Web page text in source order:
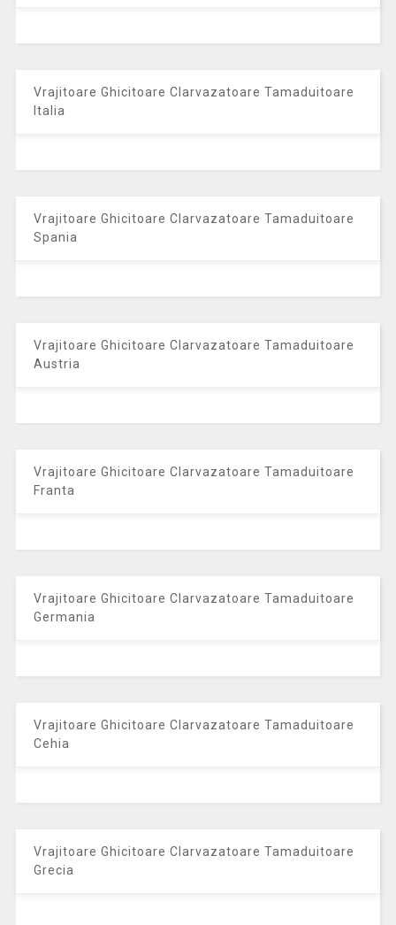
Vrajitoare Ghicitoare Clarvazatoare Tamaduitoare
Italia
Vrajitoare Ghicitoare Clarvazatoare Tamaduitoare
Spania
Vrajitoare Ghicitoare Clarvazatoare Tamaduitoare
Austria
Vrajitoare Ghicitoare Clarvazatoare Tamaduitoare
Franta
Vrajitoare Ghicitoare Clarvazatoare Tamaduitoare
Germania
Vrajitoare Ghicitoare Clarvazatoare Tamaduitoare
Cehia
Vrajitoare Ghicitoare Clarvazatoare Tamaduitoare
Grecia